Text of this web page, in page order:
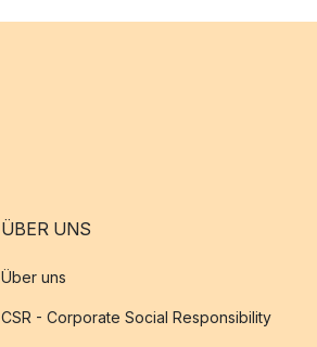
ÜBER UNS
Über uns
CSR - Corporate Social Responsibility